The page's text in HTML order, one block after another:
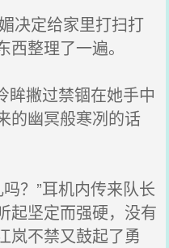
决定给家里打扫打
整理了一遍。
眸撇过禁锢在她手中
的幽冥般寒冽的话
？”耳机内传来队长
起坚定而强硬，没有
岚不禁又鼓起了勇